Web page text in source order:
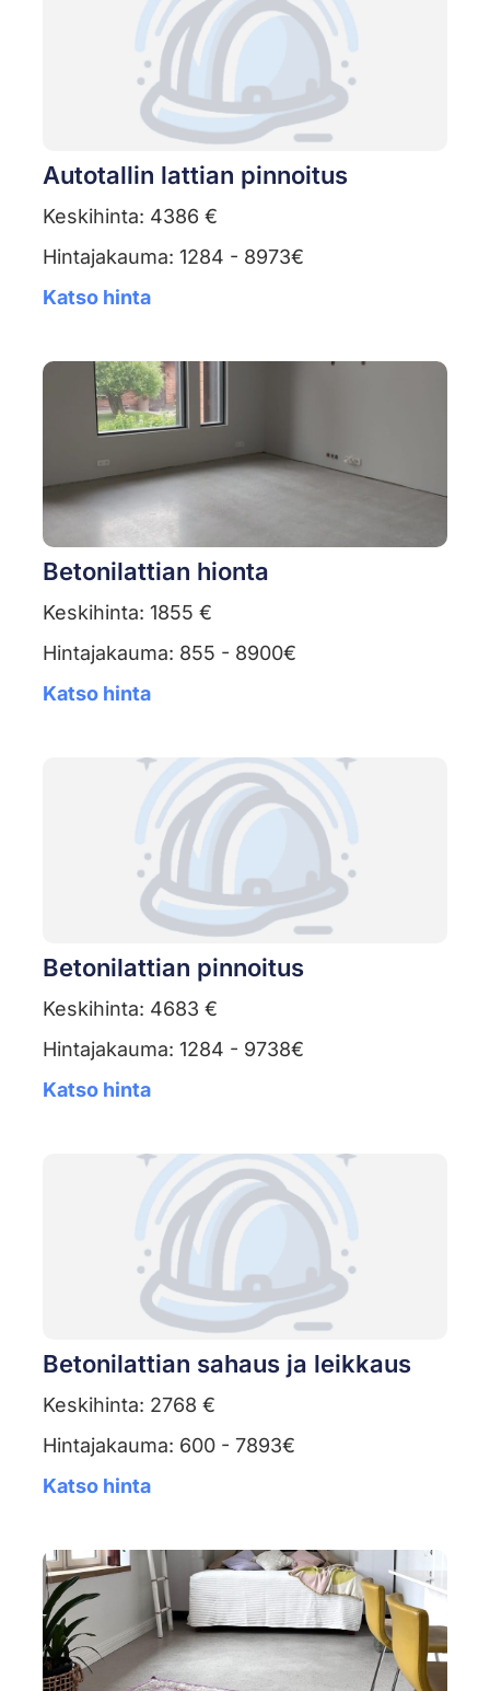
Autotallin lattian pinnoitus
Keskihinta: 4386 €
Hintajakauma: 1284 - 8973€
Katso hinta
Betonilattian hionta
Keskihinta: 1855 €
Hintajakauma: 855 - 8900€
Katso hinta
Betonilattian pinnoitus
Keskihinta: 4683 €
Hintajakauma: 1284 - 9738€
Katso hinta
Betonilattian sahaus ja leikkaus
Keskihinta: 2768 €
Hintajakauma: 600 - 7893€
Katso hinta